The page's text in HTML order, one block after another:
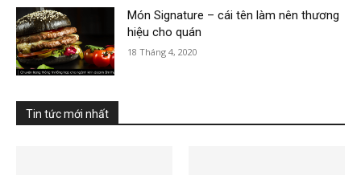
Món Signature – cái tên làm nên thương
hiệu cho quán
18 Tháng 4, 2020
Tin tức mới nhất